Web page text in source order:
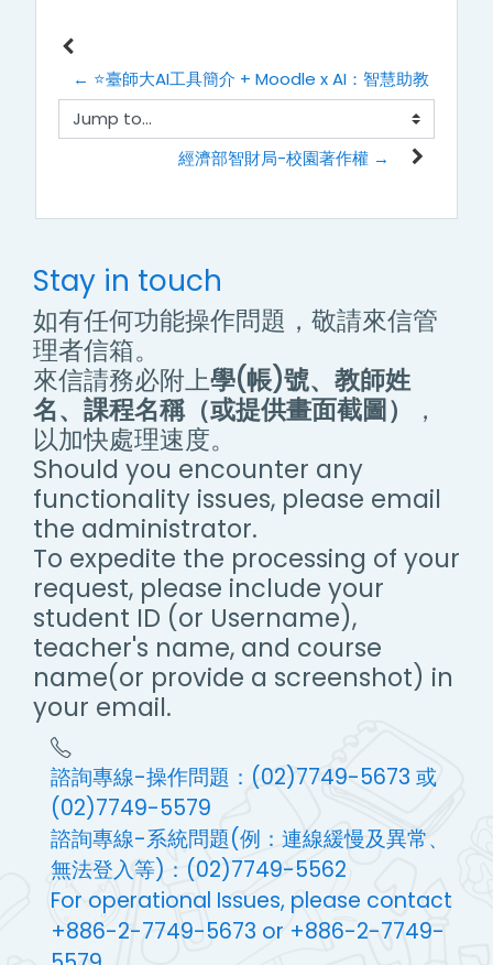
← ⭐臺師大AI工具簡介 + Moodle x AI：智慧助教
Jump to...
經濟部智財局-校園著作權 →
Stay in touch
如有任何功能操作問題，敬請來信管
理者信箱。
來信請務必附上學(帳)號、教師姓
名、課程名稱（或提供畫面截圖）
，
以加快處理速度。
Should you encounter any
functionality issues, please email
the administrator.
To expedite the processing of your
request, please include your
student ID (or Username),
teacher's name, and course
name(or provide a screenshot) in
your email.
諮詢專線-操作問題：(02)7749-5673 或
(02)7749-5579
諮詢專線-系統問題(例：連線緩慢及異常、
無法登入等)：(02)7749-5562
For operational Issues, please contact
+886-2-7749-5673 or +886-2-7749-